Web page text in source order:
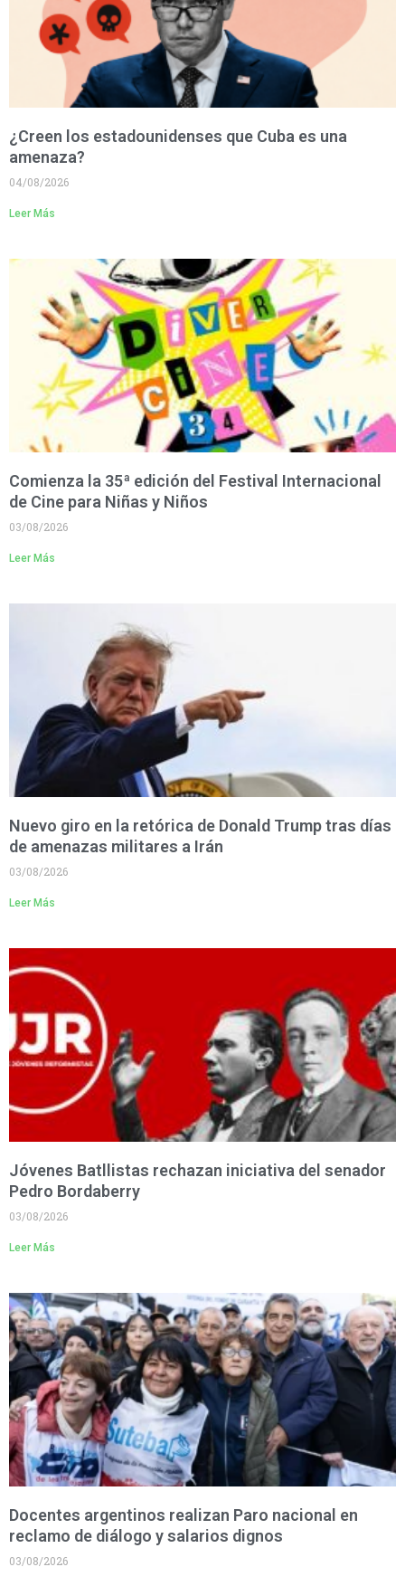
¿Creen los estadounidenses que Cuba es una
amenaza?
04/08/2026
Leer Más
Comienza la 35ª edición del Festival Internacional
de Cine para Niñas y Niños
03/08/2026
Leer Más
Nuevo giro en la retórica de Donald Trump tras días
de amenazas militares a Irán
03/08/2026
Leer Más
Jóvenes Batllistas rechazan iniciativa del senador
Pedro Bordaberry
03/08/2026
Leer Más
Docentes argentinos realizan Paro nacional en
reclamo de diálogo y salarios dignos
03/08/2026